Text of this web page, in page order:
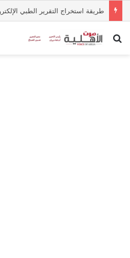
بحث عن